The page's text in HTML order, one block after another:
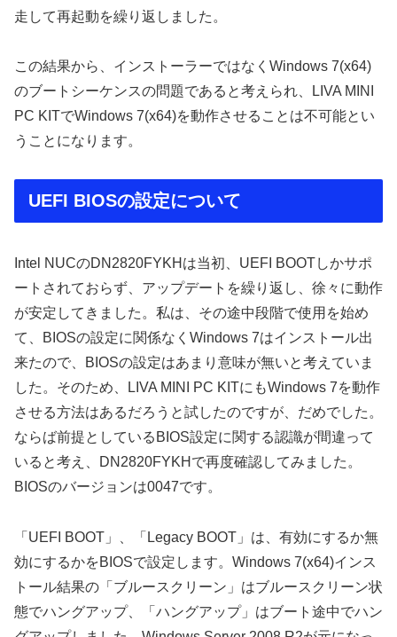
走して再起動を繰り返しました。
この結果から、インストーラーではなくWindows 7(x64)
のブートシーケンスの問題であると考えられ、LIVA MINI
PC KITでWindows 7(x64)を動作させることは不可能とい
うことになります。
UEFI BIOSの設定について
Intel NUCのDN2820FYKHは当初、UEFI BOOTしかサポ
ートされておらず、アップデートを繰り返し、徐々に動作
が安定してきました。私は、その途中段階で使用を始め
て、BIOSの設定に関係なくWindows 7はインストール出
来たので、BIOSの設定はあまり意味が無いと考えていま
した。そのため、LIVA MINI PC KITにもWindows 7を動作
させる方法はあるだろうと試したのですが、だめでした。
ならば前提としているBIOS設定に関する認識が間違って
いると考え、DN2820FYKHで再度確認してみました。
BIOSのバージョンは0047です。
「UEFI BOOT」、「Legacy BOOT」は、有効にするか無
効にするかをBIOSで設定します。Windows 7(x64)インス
トール結果の「ブルースクリーン」はブルースクリーン状
態でハングアップ、「ハングアップ」はブート途中でハン